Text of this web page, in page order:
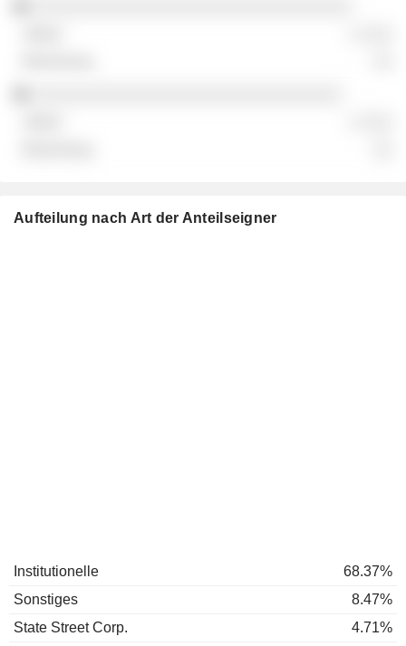
Aufteilung nach Art der Anteilseigner
Institutionelle
68.37%
Sonstiges
8.47%
State Street Corp.
4.71%